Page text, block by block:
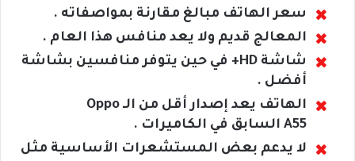
سعر الهاتف مبالغ مقارنة بمواصفاته .
المعالج قديم ولا يعد منافس هذا العام .
شاشة HD+ في حين يتوفر منافسين بشاشة
أفضل .
الهاتف يعد إصدار أقل من الـ Oppo
A55 السابق في الكاميرات .
لا يدعم بعض المستشعرات الأساسية مثل